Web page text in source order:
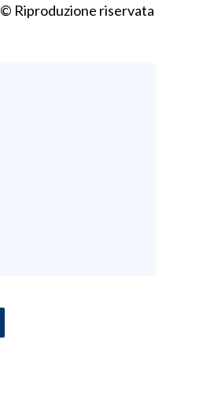
© Riproduzione riservata